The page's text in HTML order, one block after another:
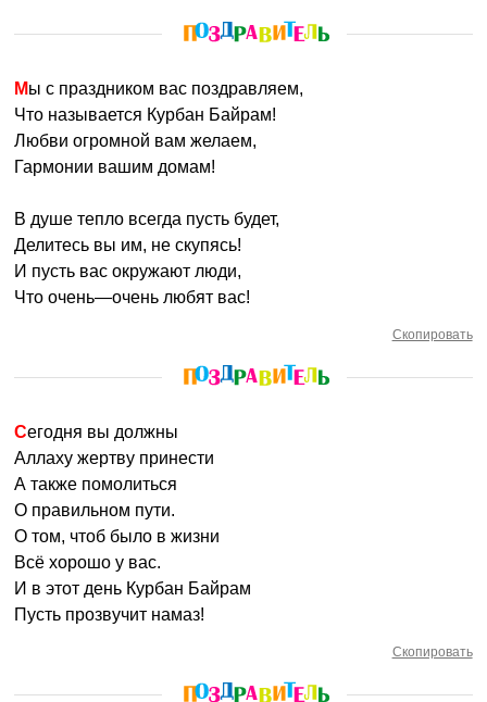
Мы с праздником вас поздравляем,
Что называется Курбан Байрам!
Любви огромной вам желаем,
Гармонии вашим домам!
В душе тепло всегда пусть будет,
Делитесь вы им, не скупясь!
И пусть вас окружают люди,
Что очень—очень любят вас!
Скопировать
Сегодня вы должны
Аллаху жертву принести
А также помолиться
О правильном пути.
О том, чтоб было в жизни
Всё хорошо у вас.
И в этот день Курбан Байрам
Пусть прозвучит намаз!
Скопировать